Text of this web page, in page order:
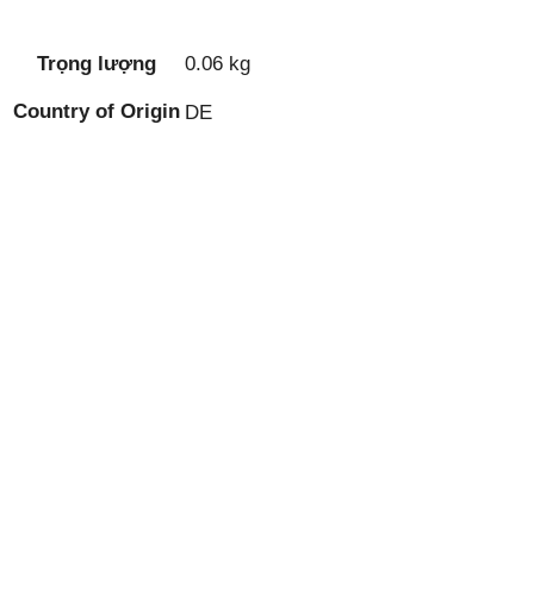
Trọng lượng 0.06 kg
Country of Origin DE